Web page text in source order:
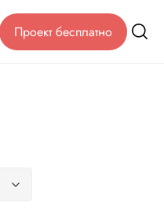
Проект бесплатно